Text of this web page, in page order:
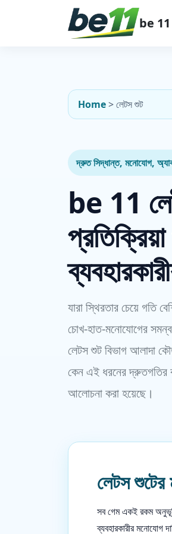
be 11
Home>লেটস শুট
দ্রুত সিদ্ধান্ত, মনোযোগ,
be 11
যারা স্থিরতার চেয়ে গতি
চোখ-হাত-মনোযোগের
লেটস শুট বিভাগ আলাদা
কেন এই ধরনের দ্রুতগতির
আলোচনা করা হয়েছে।
লেটস
সব গেম একই রকম
ব্যবহারকারীর মনোযোগ